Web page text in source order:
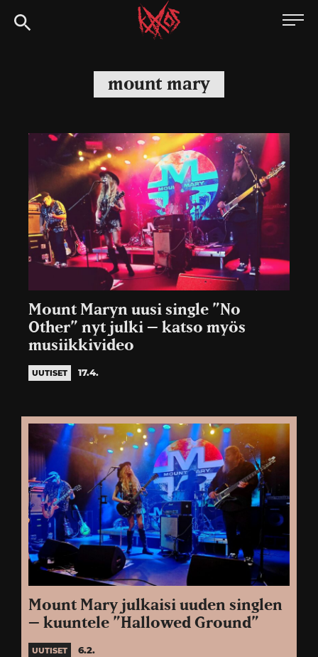
Siirry
suoraan
Kaaoszine
mount mary
Mount Maryn uusi single ”No
Other” nyt julki – katso myös
musiikkivideo
UUTISET 17.4.
Mount Mary julkaisi uuden singlen
– kuuntele ”Hallowed Ground”
UUTISET 6.2.